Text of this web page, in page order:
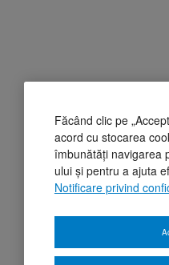
Făcând clic pe
acord cu stocarea
îmbunătăți navigarea
ului și pentru a ajuta
Notificare privind